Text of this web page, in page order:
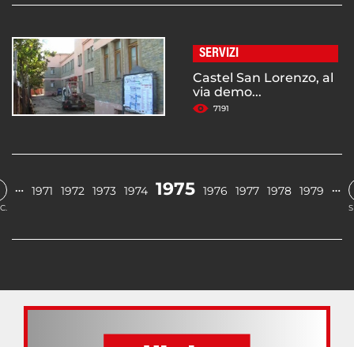
SERVIZI
Castel San Lorenzo, al
via demo...
7191
… 1971 1972 1973 1974 1975 1976 1977 1978 1979 …